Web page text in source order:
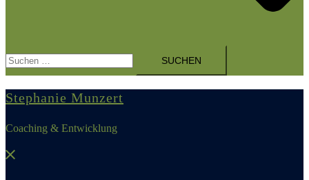
Suchen
nach:
Stephanie Munzert
Coaching & Entwicklung
Menü